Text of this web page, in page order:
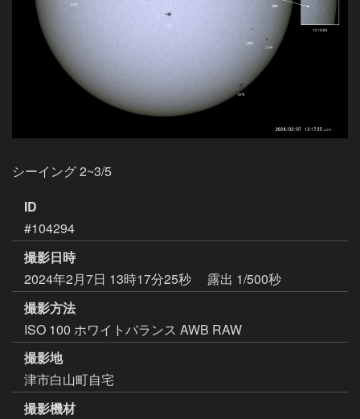
シーイング 2~3/5
ID
#104294
撮影日時
2024年2月7日 13時17分25秒
露出 1/500秒
撮影方法
ISO 100 ホワイトバランス AWB RAW
撮影地
津市白山町自宅
撮影機材